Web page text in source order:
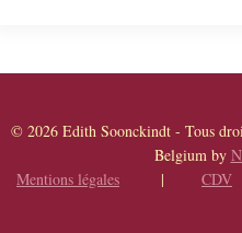
© 2026 Edith Soonckindt -
Belgium by
Mentions légales | CDV